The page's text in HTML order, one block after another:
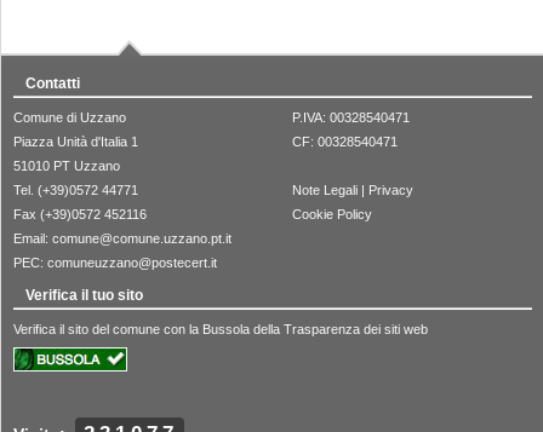
Contatti
Comune di Uzzano
Piazza Unità d'Italia 1
51010 PT Uzzano
Tel. (+39)0572 44771
Fax (+39)0572 452116
Email: comune@comune.uzzano.pt.it
PEC: comuneuzzano@postecert.it
P.IVA: 00328540471
CF: 00328540471
Note Legali | Privacy
Cookie Policy
Verifica il tuo sito
Verifica il sito del comune con la Bussola della Trasparenza dei siti web